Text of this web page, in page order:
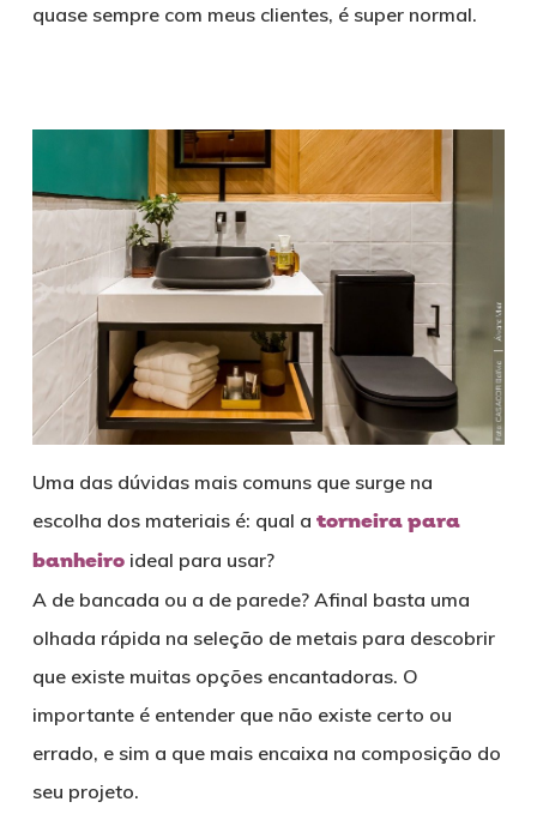
quase sempre com meus clientes, é super normal.
Uma das dúvidas mais comuns que surge na
escolha dos materiais é: qual a torneira para
banheiroideal para usar?
A de bancada ou a de parede? Afinal basta uma
olhada rápida na seleção de metais para descobrir
que existe muitas opções encantadoras. O
importante é entender que não existe certo ou
errado, e sim a que mais encaixa na composição do
seu projeto.